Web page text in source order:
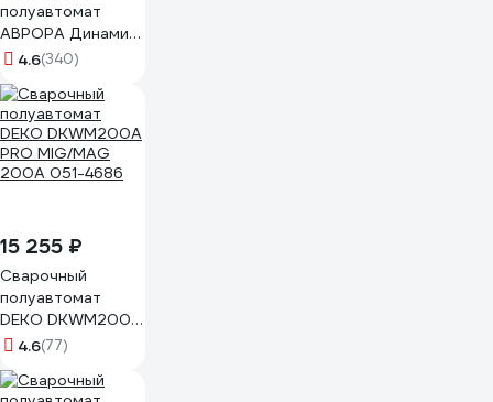
полуавтомат
АВРОРА Динамика
2000 29079
4.6(340)
15 255 ₽
Сварочный
полуавтомат
DEKO DKWM200A
PRO MIG/MAG
4.6(77)